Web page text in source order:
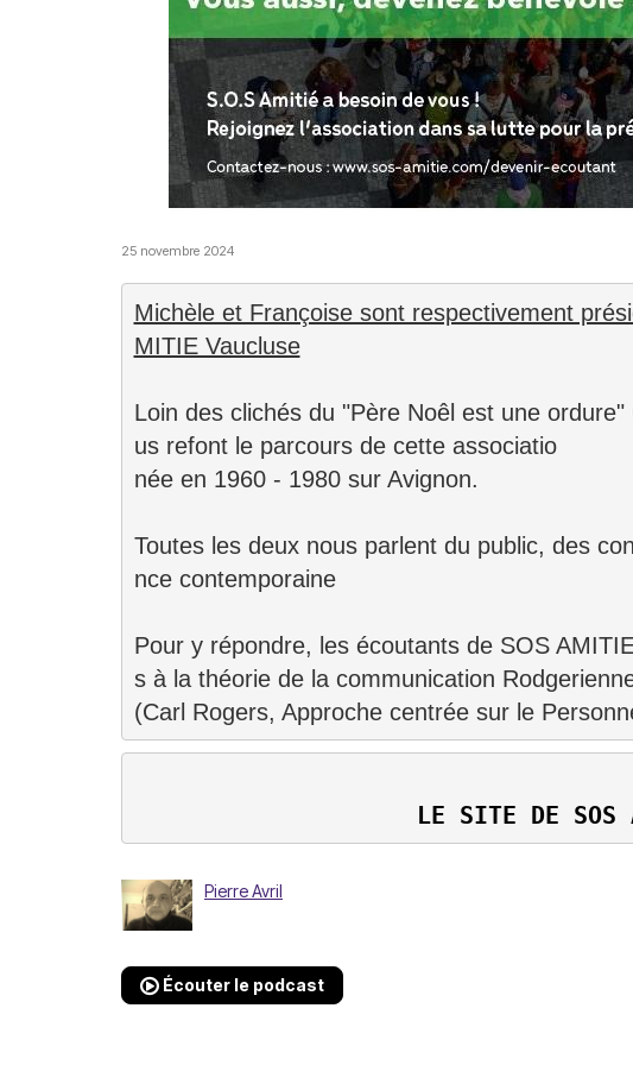
25 novembre 2024
Michèle et Françoise sont respectivement
MITIE Vaucluse
Loin des clichés du "Père Noêl est une
us refont le parcours de cette associatio
née en 1960 - 1980 sur Avignon.
Toutes les deux nous parlent du public, des
nce contemporaine
Pour y répondre, les écoutants de SOS
s à la théorie de la communication
LE SITE DE SOS
Pierre Avril
Écouter le podcast